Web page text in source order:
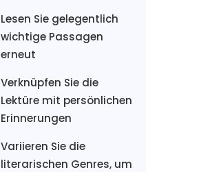
Lesen Sie gelegentlich
wichtige Passagen
erneut
Verknüpfen Sie die
Lektüre mit persönlichen
Erinnerungen
Variieren Sie die
literarischen Genres, um